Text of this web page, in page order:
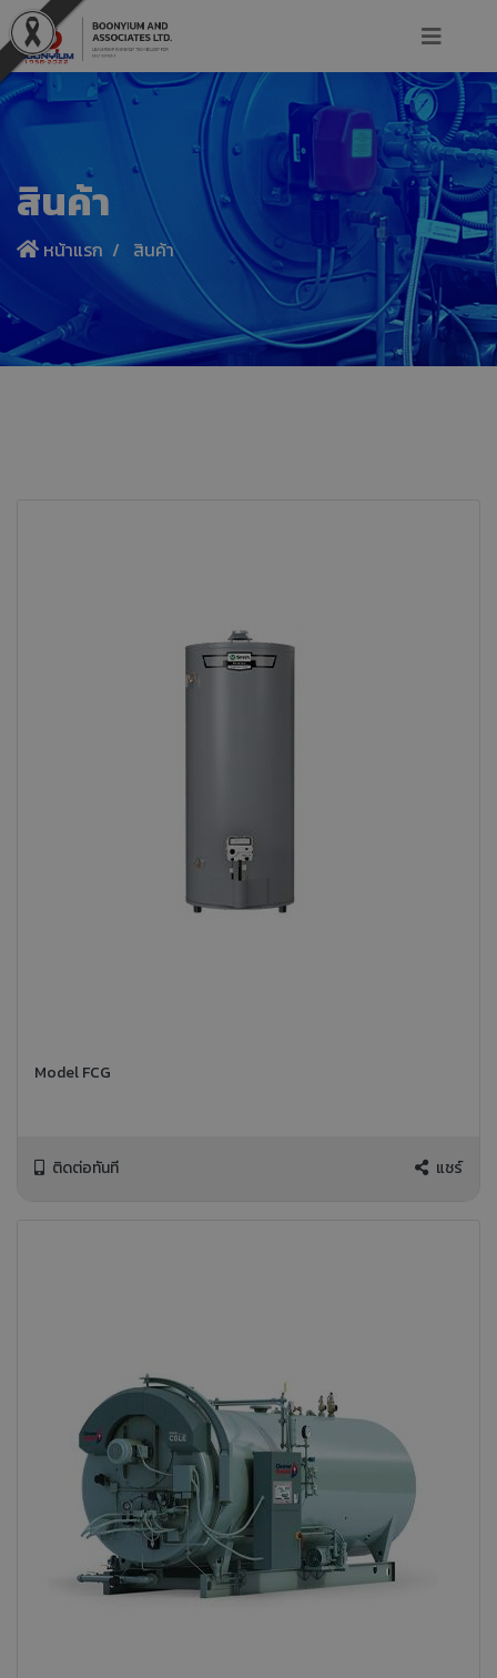
สินค้า
หน้าแรก สินค้า
Model FCG
ติดต่อทันที แชร์